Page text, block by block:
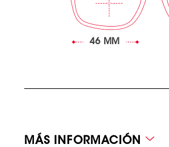
46 MM
MÁS INFORMACIÓN